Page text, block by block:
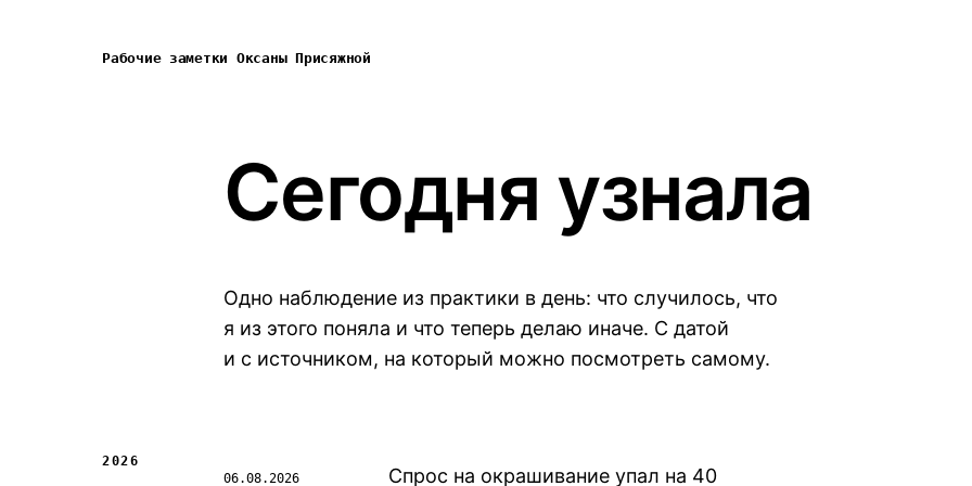
Рабочие заметки Оксаны Присяжной
Сегодня узнала
Одно наблюдение из практики в день: что случилось, что
я из этого поняла и что теперь делаю иначе. С датой
и с источником, на который можно посмотреть самому.
2026
06.08.2026
Спрос на окрашивание упал на 40